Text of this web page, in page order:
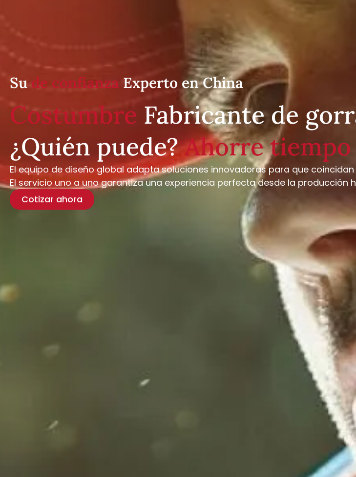
Su de confianza Experto en China
Costumbre Fabricante de
¿Quién puede?Ahorre
El equipo de diseño global adapta soluciones innovadoras para que
El servicio uno a uno garantiza una experiencia perfecta desde la producción
Cotizar ahora